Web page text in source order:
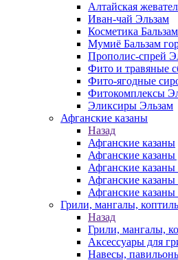
Алтайская
Иван-чай Эльзам
Косметика
Мумиё Бальзам
Прополис-спрей
Фито и травяные
Фито-ягодные
Фитокомплексы
Эликсиры Эльзам
Афганские казаны
Назад
Афганские казаны
Афганские
Афганские
Афганские
Афганские
Грили, мангалы,
Назад
Грили, мангалы,
Аксессуары для
Навесы,